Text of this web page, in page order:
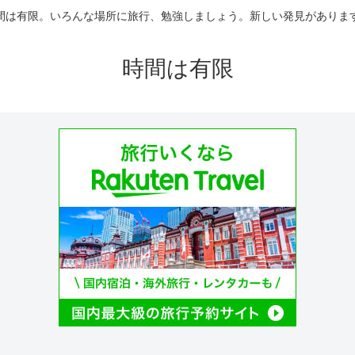
は有限。いろんな場所に旅行、勉強しましょう。新しい発見がありま
時間は有限